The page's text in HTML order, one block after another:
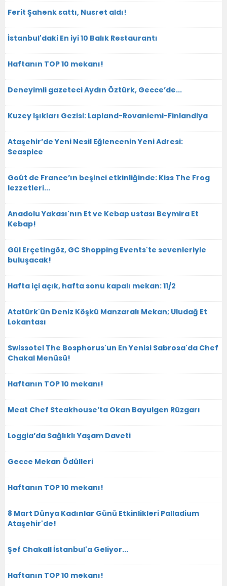
Ferit Şahenk sattı, Nusret aldı!
İstanbul'daki En iyi 10 Balık Restaurantı
Haftanın TOP 10 mekanı!
Deneyimli gazeteci Aydın Öztürk, Gecce’de...
Kuzey Işıkları Gezisi: Lapland-Rovaniemi-Finlandiya
Ataşehir’de Yeni Nesil Eğlencenin Yeni Adresi:
Seaspice
Goût de France’ın beşinci etkinliğinde: Kiss The Frog
lezzetleri...
Anadolu Yakası'nın Et ve Kebap ustası Beymira Et
Kebap!
Gül Erçetingöz, GC Shopping Events'te sevenleriyle
buluşacak!
Hafta içi açık, hafta sonu kapalı mekan: 11/2
Atatürk'ün Deniz Köşkü Manzaralı Mekan; Uludağ Et
Lokantası
Swissotel The Bosphorus'un En Yenisi Sabrosa'da Chef
Chakal Menüsü!
Haftanın TOP 10 mekanı!
Meat Chef Steakhouse’ta Okan Bayulgen Rüzgarı
Loggia’da Sağlıklı Yaşam Daveti
Gecce Mekan Ödülleri
Haftanın TOP 10 mekanı!
8 Mart Dünya Kadınlar Günü Etkinlikleri Palladium
Ataşehir'de!
Şef Chakall İstanbul'a Geliyor...
Haftanın TOP 10 mekanı!